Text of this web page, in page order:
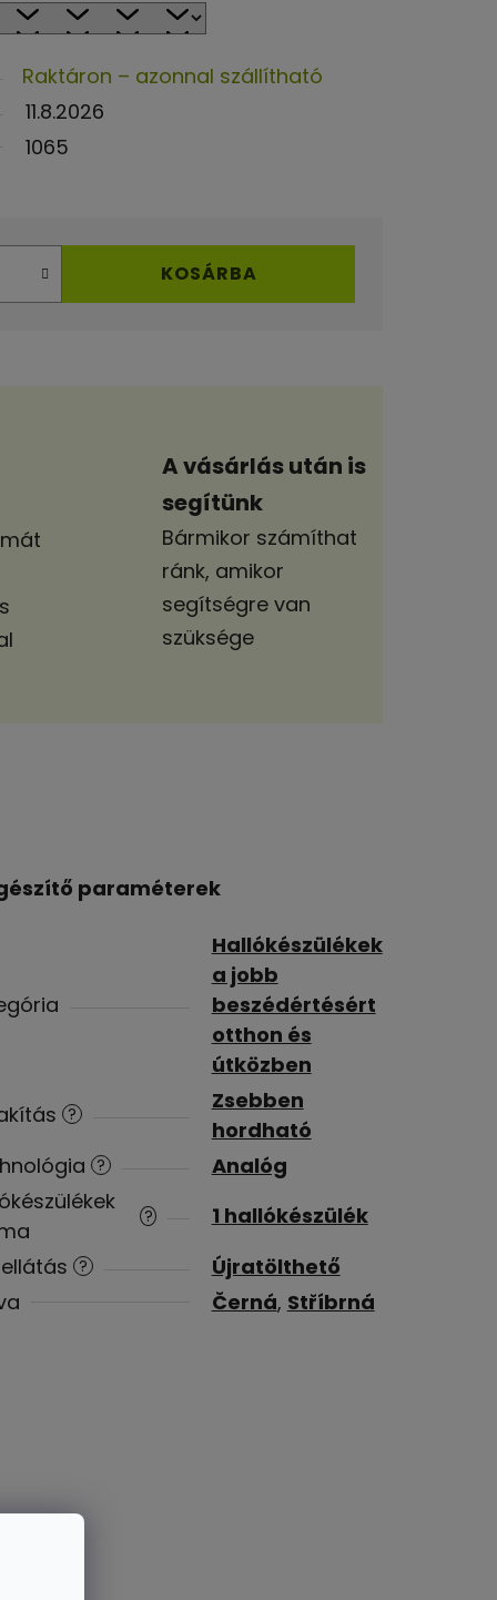
Raktáron – azonnal szállítható
11.8.2026
1065
KOSÁRBA
A vásárlás után is
segítünk
Bármikor számíthat
ránk, amikor
segítségre van
szüksége
paraméterek
Hallókészülékek
a jobb
beszédértésért
otthon és
útközben
?
Zsebben
hordható
? Analóg
? 1 hallókészülék
?
Újratölthető
Černá, Stříbrná